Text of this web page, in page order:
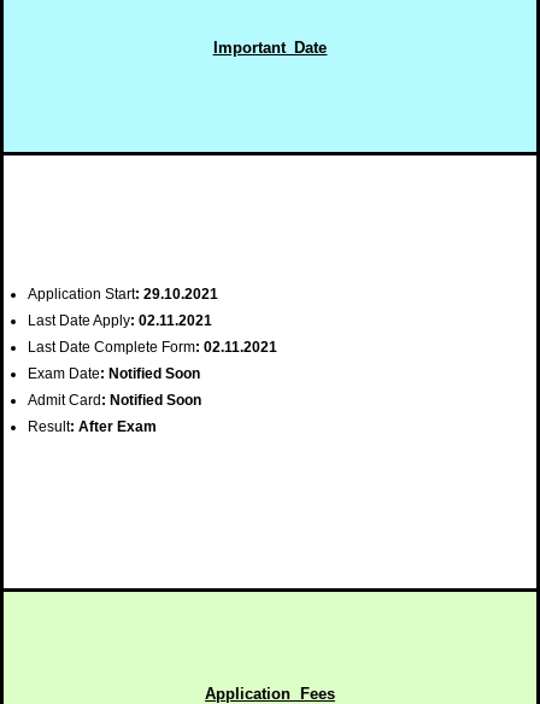
Important Date
Application Start: 29.10.2021
Last Date Apply: 02.11.2021
Last Date Complete Form: 02.11.2021
Exam Date: Notified Soon
Admit Card: Notified Soon
Result: After Exam
Application Fees